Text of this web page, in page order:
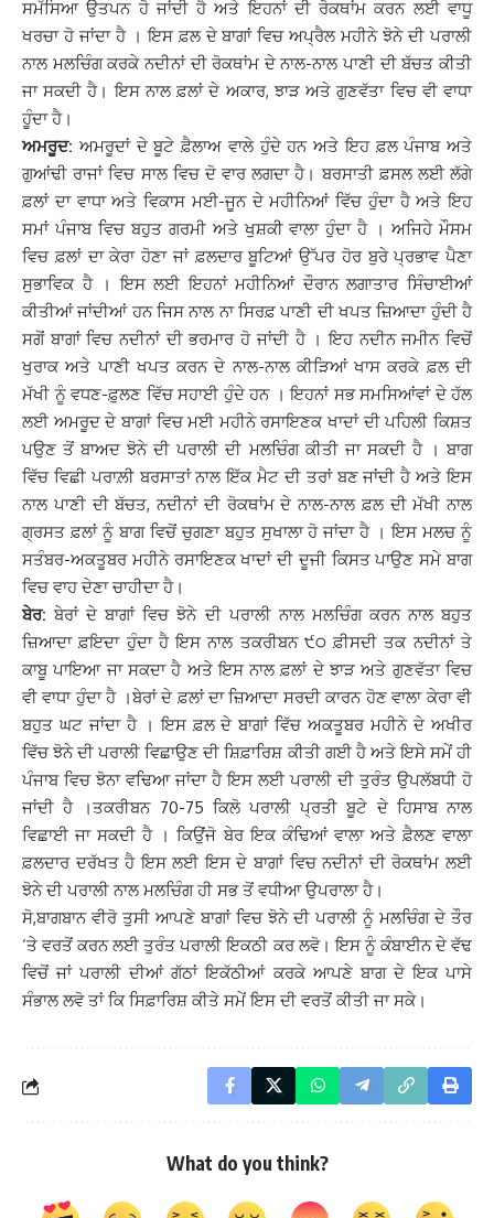
ਸਮੱਸਿਆ ਉਤਪਨ ਹੋ ਜਾਂਦੀ ਹੈ ਅਤੇ ਇਹਨਾਂ ਦੀ ਰੋਕਥਾਂਮ ਕਰਨ ਲਈ ਵਾਧੂ
ਖਰਚਾ ਹੋ ਜਾਂਦਾ ਹੈ । ਇਸ ਫ਼ਲ ਦੇ ਬਾਗਾਂ ਵਿਚ ਅਪ੍ਰੈਲ ਮਹੀਨੇ ਝੋਨੇ ਦੀ ਪਰਾਲੀ
ਨਾਲ ਮਲਚਿੰਗ ਕਰਕੇ ਨਦੀਨਾਂ ਦੀ ਰੋਕਥਾਂਮ ਦੇ ਨਾਲ-ਨਾਲ ਪਾਣੀ ਦੀ ਬੱਚਤ ਕੀਤੀ
ਜਾ ਸਕਦੀ ਹੈ। ਇਸ ਨਾਲ ਫ਼ਲਾਂ ਦੇ ਅਕਾਰ, ਝਾੜ ਅਤੇ ਗੁਣਵੱਤਾ ਵਿਚ ਵੀ ਵਾਧਾ
ਹੂੰਦਾ ਹੈ।
ਅਮਰੂਦ: ਅਮਰੂਦਾਂ ਦੇ ਬੂਟੇ ਫ਼ੈਲਾਅ ਵਾਲੇ ਹੁੰਦੇ ਹਨ ਅਤੇ ਇਹ ਫ਼ਲ ਪੰਜਾਬ ਅਤੇ
ਗੁਆਂਢੀ ਰਾਜਾਂ ਵਿਚ ਸਾਲ ਵਿਚ ਦੋ ਵਾਰ ਲਗਦਾ ਹੈ। ਬਰਸਾਤੀ ਫ਼ਸਲ ਲਈ ਲੱਗੇ
ਫ਼ਲਾਂ ਦਾ ਵਾਧਾ ਅਤੇ ਵਿਕਾਸ ਮਈ-ਜੂਨ ਦੇ ਮਹੀਨਿਆਂ ਵਿੱਚ ਹੁੰਦਾ ਹੈ ਅਤੇ ਇਹ
ਸਮਾਂ ਪੰਜਾਬ ਵਿਚ ਬਹੁਤ ਗਰਮੀ ਅਤੇ ਖੁਸ਼ਕੀ ਵਾਲਾ ਹੁੰਦਾ ਹੈ । ਅਜਿਹੇ ਮੌਸਮ
ਵਿਚ ਫ਼ਲਾਂ ਦਾ ਕੇਰਾ ਹੋਣਾ ਜਾਂ ਫ਼ਲਦਾਰ ਬੂਟਿਆਂ ਉੱਪਰ ਹੋਰ ਬੁਰੇ ਪ੍ਰਭਾਵ ਪੈਣਾ
ਸੁਭਾਵਿਕ ਹੈ । ਇਸ ਲਈ ਇਹਨਾਂ ਮਹੀਨਿਆਂ ਦੌਰਾਨ ਲਗਾਤਾਰ ਸਿੰਚਾਈਆਂ
ਕੀਤੀਆਂ ਜਾਂਦੀਆਂ ਹਨ ਜਿਸ ਨਾਲ ਨਾ ਸਿਰਫ਼ ਪਾਣੀ ਦੀ ਖਪਤ ਜ਼ਿਆਦਾ ਹੁੰਦੀ ਹੈ
ਸਗੋਂ ਬਾਗਾਂ ਵਿਚ ਨਦੀਨਾਂ ਦੀ ਭਰਮਾਰ ਹੋ ਜਾਂਦੀ ਹੈ । ਇਹ ਨਦੀਨ ਜਮੀਨ ਵਿਚੋਂ
ਖੁਰਾਕ ਅਤੇ ਪਾਣੀ ਖਪਤ ਕਰਨ ਦੇ ਨਾਲ-ਨਾਲ ਕੀੜਿਆਂ ਖਾਸ ਕਰਕੇ ਫ਼ਲ ਦੀ
ਮੱਖੀ ਨੂੰ ਵਧਣ-ਫ਼ੁਲਣ ਵਿੱਚ ਸਹਾਈ ਹੁੰਦੇ ਹਨ । ਇਹਨਾਂ ਸਭ ਸਮਸਿਆਂਵਾਂ ਦੇ ਹੱਲ
ਲਈ ਅਮਰੂਦ ਦੇ ਬਾਗਾਂ ਵਿਚ ਮਈ ਮਹੀਨੇ ਰਸਾਇਣਕ ਖਾਦਾਂ ਦੀ ਪਹਿਲੀ ਕਿਸ਼ਤ
ਪਉਣ ਤੋਂ ਬਾਅਦ ਝੋਨੇ ਦੀ ਪਰਾਲੀ ਦੀ ਮਲਚਿੰਗ ਕੀਤੀ ਜਾ ਸਕਦੀ ਹੈ । ਬਾਗ
ਵਿੱਚ ਵਿਛੀ ਪਰਾਲ਼ੀ ਬਰਸਾਤਾਂ ਨਾਲ ਇੱਕ ਮੈਟ ਦੀ ਤਰਾਂ ਬਣ ਜਾਂਦੀ ਹੈ ਅਤੇ ਇਸ
ਨਾਲ ਪਾਣੀ ਦੀ ਬੱਚਤ, ਨਦੀਨਾਂ ਦੀ ਰੋਕਥਾਂਮ ਦੇ ਨਾਲ-ਨਾਲ ਫ਼ਲ ਦੀ ਮੱਖੀ ਨਾਲ
ਗ੍ਰਸਤ ਫ਼ਲਾਂ ਨੂੰ ਬਾਗ ਵਿਚੋਂ ਚੁਗਣਾ ਬਹੁਤ ਸੁਖਾਲਾ ਹੋ ਜਾਂਦਾ ਹੈ । ਇਸ ਮਲਚ ਨੂੰ
ਸਤੰਬਰ-ਅਕਤੂਬਰ ਮਹੀਨੇ ਰਸਾਇਣਕ ਖਾਦਾਂ ਦੀ ਦੂਜੀ ਕਿਸਤ ਪਾਉਣ ਸਮੇ ਬਾਗ
ਵਿਚ ਵਾਹ ਦੇਣਾ ਚਾਹੀਦਾ ਹੈ।
ਬੇਰ: ਬੇਰਾਂ ਦੇ ਬਾਗਾਂ ਵਿਚ ਝੋਨੇ ਦੀ ਪਰਾਲੀ ਨਾਲ ਮਲਚਿੰਗ ਕਰਨ ਨਾਲ ਬਹੁਤ
ਜ਼ਿਆਦਾ ਫ਼ਇਦਾ ਹੁੰਦਾ ਹੈ ਇਸ ਨਾਲ ਤਕਰੀਬਨ ੯੦ ਫ਼ੀਸਦੀ ਤਕ ਨਦੀਨਾਂ ਤੇ
ਕਾਬੂ ਪਾਇਆ ਜਾ ਸਕਦਾ ਹੈ ਅਤੇ ਇਸ ਨਾਲ ਫ਼ਲਾਂ ਦੇ ਝਾੜ ਅਤੇ ਗੁਣਵੱਤਾ ਵਿਚ
ਵੀ ਵਾਧਾ ਹੁੰਦਾ ਹੈ ।ਬੇਰਾਂ ਦੇ ਫ਼ਲਾਂ ਦਾ ਜ਼ਿਆਦਾ ਸਰਦੀ ਕਾਰਨ ਹੋਣ ਵਾਲਾ ਕੇਰਾ ਵੀ
ਬਹੁਤ ਘਟ ਜਾਂਦਾ ਹੈ । ਇਸ ਫ਼ਲ ਦੇ ਬਾਗਾਂ ਵਿੱਚ ਅਕਤੂਬਰ ਮਹੀਨੇ ਦੇ ਅਖੀਰ
ਵਿੱਚ ਝੋਨੇ ਦੀ ਪਰਾਲੀ ਵਿਛਾਉਣ ਦੀ ਸ਼ਿਫ਼ਾਰਿਸ਼ ਕੀਤੀ ਗਈ ਹੈ ਅਤੇ ਇਸੇ ਸਮੇਂ ਹੀ
ਪੰਜਾਬ ਵਿਚ ਝੋਨਾ ਵਢਿਆ ਜਾਂਦਾ ਹੈ ਇਸ ਲਈ ਪਰਾਲੀ ਦੀ ਤੁਰੰਤ ਉਪਲੱਬਧੀ ਹੋ
ਜਾਂਦੀ ਹੈ ।ਤਕਰੀਬਨ 70-75 ਕਿਲੋ ਪਰਾਲੀ ਪ੍ਰਤੀ ਬੂਟੇ ਦੇ ਹਿਸਾਬ ਨਾਲ
ਵਿਛਾਈ ਜਾ ਸਕਦੀ ਹੈ । ਕਿਉਂਜੋ ਬੇਰ ਇਕ ਕੰਢਿਆਂ ਵਾਲਾ ਅਤੇ ਫ਼ੈਲਣ ਵਾਲਾ
ਫ਼ਲਦਾਰ ਦਰੱਖਤ ਹੈ ਇਸ ਲਈ ਇਸ ਦੇ ਬਾਗਾਂ ਵਿਚ ਨਦੀਨਾਂ ਦੀ ਰੋਕਥਾਂਮ ਲਈ
ਝੋਨੇ ਦੀ ਪਰਾਲੀ ਨਾਲ ਮਲਚਿੰਗ ਹੀ ਸਭ ਤੋਂ ਵਧੀਆ ਉਪਰਾਲਾ ਹੈ।
ਸੋ,ਬਾਗਬਾਨ ਵੀਰੋ ਤੁਸੀ ਆਪਣੇ ਬਾਗਾਂ ਵਿਚ ਝੋਨੇ ਦੀ ਪਰਾਲੀ ਨੂੰ ਮਲਚਿੰਗ ਦੇ ਤੌਰ
‘ਤੇ ਵਰਤੋਂ ਕਰਨ ਲਈ ਤੁਰੰਤ ਪਰਾਲੀ ਇਕਠੀ ਕਰ ਲਵੋ। ਇਸ ਨੂੰ ਕੰਬਾਈਨ ਦੇ ਵੱਢ
ਵਿਚੋਂ ਜਾਂ ਪਰਾਲੀ ਦੀਆਂ ਗੱਠਾਂ ਇਕੱਠੀਆਂ ਕਰਕੇ ਆਪਣੇ ਬਾਗ ਦੇ ਇਕ ਪਾਸੇ
ਸੰਭਾਲ ਲਵੋ ਤਾਂ ਕਿ ਸਿਫ਼ਾਰਿਸ਼ ਕੀਤੇ ਸਮੇਂ ਇਸ ਦੀ ਵਰਤੋਂ ਕੀਤੀ ਜਾ ਸਕੇ।
What do you think?